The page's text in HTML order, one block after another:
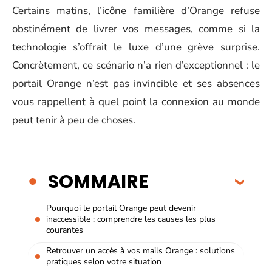
Certains matins, l’icône familière d’Orange refuse
obstinément de livrer vos messages, comme si la
technologie s’offrait le luxe d’une grève surprise.
Concrètement, ce scénario n’a rien d’exceptionnel : le
portail Orange n’est pas invincible et ses absences
vous rappellent à quel point la connexion au monde
peut tenir à peu de choses.
SOMMAIRE
Pourquoi le portail Orange peut devenir
inaccessible : comprendre les causes les plus
courantes
Retrouver un accès à vos mails Orange : solutions
pratiques selon votre situation